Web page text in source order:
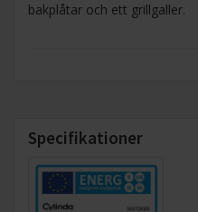
bakplåtar och ett grillgaller.
Specifikationer